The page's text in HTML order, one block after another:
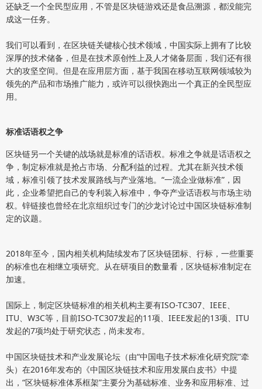
还缺乏一个全民型应用，不管是区块链游戏还是食品溯源，都没能完
成这一任务。
我们可以看到，在区块链关键核心技术领域，中国实际上拥有了比较
深厚的技术储备，但是在技术原创性上及人才储备层面，我们还有很
大的攻坚空间。但是在应用层方面，基于我国在移动互联网领域较为
领先的产品和市场推广能力，或许可以很快跑出一个真正的全民型应
用。
标准话语权之争
区块链另一个关键的战场就是标准的话语权。标准之争就是话语权之
争，制定标准就是抢占市场、分配利益的过程。尤其在新兴技术领
域，标准引领了技术发展路线与产业落地。“一流企业做标准”，因
此，企业希望把自己的专利装入标准中，争夺产业话语权与市场主动
权。锌链接也曾经在北京组织过专门的沙龙讨论过中国区块链标准制
定的议题。
2018年至今，国内相关机构陆续发布了区块链团标、行标，一些重要
的标准也在相继立项研究。从在研项目的数量看，区块链标准制定在
加速。
国际上，制定区块链标准的相关机构主要有ISO-TC307、IEEE、
ITU、W3C等，目前ISO-TC307发起的11项、IEEE发起的13项、ITU
发起的7项均处于研究状态，尚未发布。
中国区块链技术和产业发展论坛（由“中国电子技术标准化研究院”牵
头）在2016年发布的《中国区块链技术和应用发展白皮书》中提
出，“区块链标准体系框架”主要分为基础标准、业务和应用标准、过